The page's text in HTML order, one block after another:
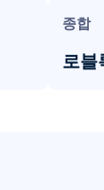
종합
로블